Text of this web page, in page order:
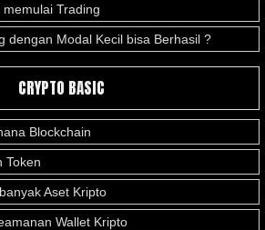
Trading
dengan Modal Kecil bisa Berhasil ?
CRYPTO BASIC
Blockchain
Token
Aset Kripto
Wallet Kripto